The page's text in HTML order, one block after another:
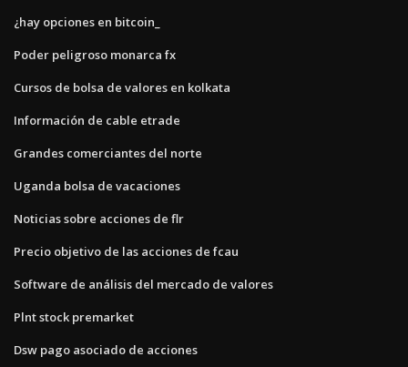
¿hay opciones en bitcoin_
Poder peligroso monarca fx
Cursos de bolsa de valores en kolkata
Información de cable etrade
Grandes comerciantes del norte
Uganda bolsa de vacaciones
Noticias sobre acciones de flr
Precio objetivo de las acciones de fcau
Software de análisis del mercado de valores
Plnt stock premarket
Dsw pago asociado de acciones